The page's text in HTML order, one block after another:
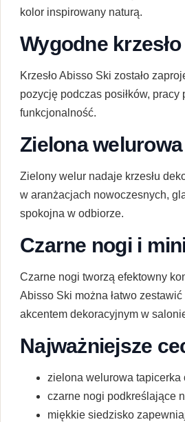
kolor inspirowany naturą.
Wygodne
Krzesło Abisso Ski zostało
pozycję podczas posiłków,
funkcjonalność.
Zielona
Zielony welur nadaje krzesłu
w aranżacjach nowoczesnych,
spokojna w odbiorze.
Czarne nogi i
Czarne nogi tworzą efektowny
Abisso Ski można łatwo
akcentem dekoracyjnym w
Najważniejsze
zielona welurowa
czarne nogi podkreślające
miękkie siedzisko